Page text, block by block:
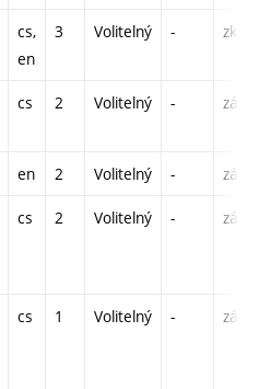
cs,
en
3 Volitelný - zk
cs 2 Volitelný - zá
en 2 Volitelný - zá
cs 2 Volitelný - zá
cs 1 Volitelný - zá